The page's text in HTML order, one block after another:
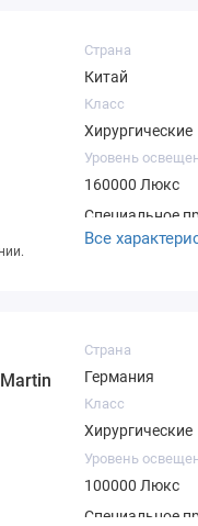
Страна
Китай
Класс
Хирургические
Уровень
160000 Люкс
Специальное
ценыСкидка на
Все
Страна
Германия
Класс
Хирургические
Уровень
100000 Люкс
Специальное